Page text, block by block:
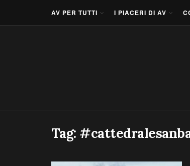
AV PER TUTTI I PIACERI DI AV
Tag: